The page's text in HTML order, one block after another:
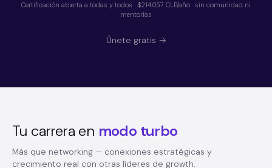
Certificación abierta a todas y todos · $214.057 CLP/año · sin comunidad ni
mentorías
Únete gratis →
Tu carrera en modo turbo
Más que networking — conexiones estratégicas y
crecimiento real con otras líderes de growth.